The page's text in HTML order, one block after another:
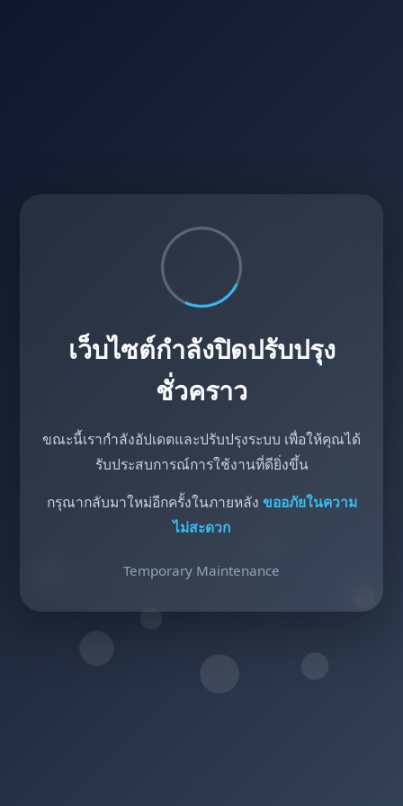
เว็บไซต์กำลังปิดปรับปรุง
ชั่วคราว
ขณะนี้เรากำลังอัปเดตและปรับปรุงระบบ เพื่อให้คุณได้
รับประสบการณ์การใช้งานที่ดียิ่งขึ้น
กรุณากลับมาใหม่อีกครั้งในภายหลัง ขออภัยในความ
ไม่สะดวก
Temporary Maintenance